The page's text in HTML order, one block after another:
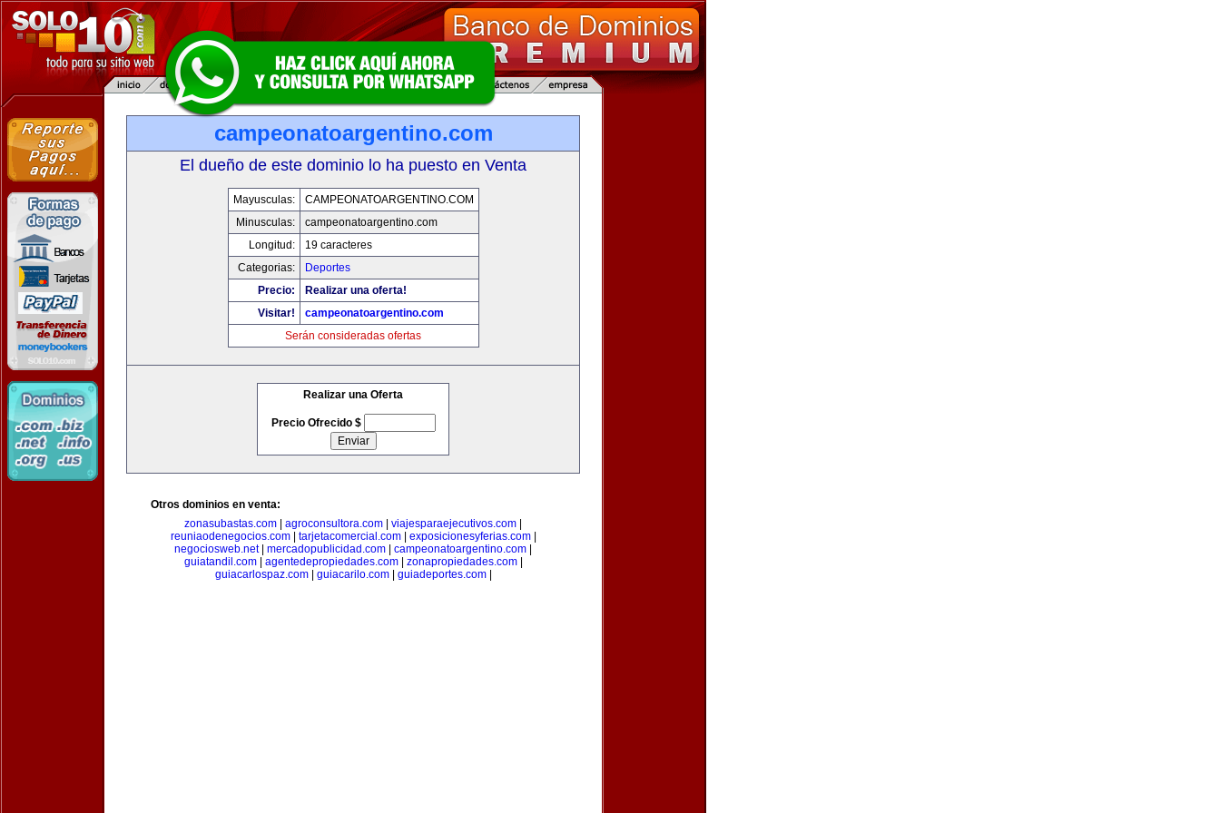
campeonatoargentino.com
El dueño de este dominio lo ha puesto en Venta
Mayusculas:
CAMPEONATOARGENTINO.COM
Minusculas:
campeonatoargentino.com
Longitud:
19 caracteres
Categorias:
Deportes
Precio:
Realizar una oferta!
Visitar!
campeonatoargentino.com
Serán consideradas ofertas
Realizar una Oferta
Precio Ofrecido $
Otros dominios en venta:
zonasubastas.com
agroconsultora.com viajesparaejecutivos.com
reuniaodenegocios.com| tarjetacomercial.com| exposicionesyferias.com|
negociosweb.net| mercadopublicidad.com campeonatoargentino.com
guiatandil.com| agentedepropiedades.com| zonapropiedades.com|
guiacarlospaz.com| guiacarilo.com| guiadeportes.com|